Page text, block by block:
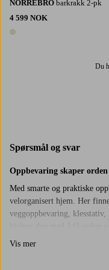
NORREBRO barkrakk 2-pk
4 599 NOK
1 farge
Du
Spørsmål og svar
Oppbevaring skaper
Med smarte og praktiske
velorganisert hjem. Her
veggoppbevaring,
kurver på soverommet til
Vis mer